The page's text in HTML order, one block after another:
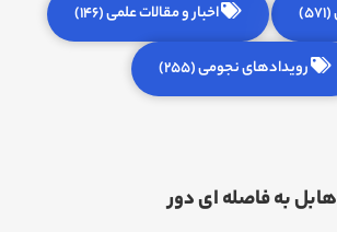
اخبار و مقالات علمی (146)
رویدادهای نجومی (255)
به فاصله ای دور